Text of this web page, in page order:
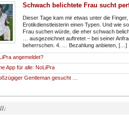
Schwach belichtete Frau sucht
Dieser Tage kam mir etwas unter die
Erotikdienstleisterin einen Typen. Und wie
Frau suchen würde, die eher schwach
… ausgezeichnet auftretet – bei seiner
beherrschen. 4. … Bezahlung anbieten, […]
angemeldet?
App für alle: NoLiPra
Gentleman gesucht …